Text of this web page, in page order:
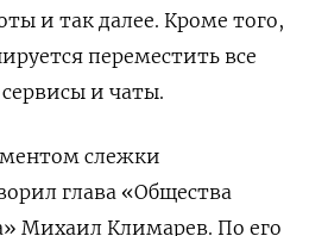
и так далее. Кроме того,
переместить все
и чаты.
слежки
глава «Общества
Михаил Климарев. По его